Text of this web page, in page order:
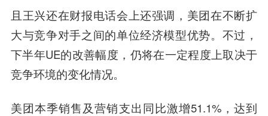
且王兴还在财报电话会上还强调，美团在不断扩
大与竞争对手之间的单位经济模型优势。不过，
下半年UE的改善幅度，仍将在一定程度上取决于
竞争环境的变化情况。
美团本季销售及营销支出同比激增51.1%，达到